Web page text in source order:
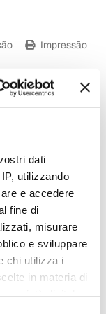
dati
utilizzando
e accedere
fine di
misurare
e sviluppare
chi utilizza i
in materia di
Impressão